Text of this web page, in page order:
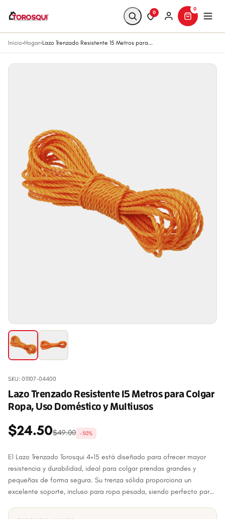
0
0
Inicio›Hogar›Lazo Trenzado Resistente 15 Metros para...
SKU: 011107-04400
Lazo Trenzado Resistente 15 Metros para Colgar
Ropa, Uso Doméstico y Multiusos
$24.50$49.00 -50%
El Lazo Trenzado Torosqui 4×15 está diseñado para ofrecer mayor
resistencia y durabilidad, ideal para colgar prendas grandes y
pequeñas de forma segura. Su trenza sólida proporciona un
excelente soporte, incluso para ropa pesada, siendo perfecto para